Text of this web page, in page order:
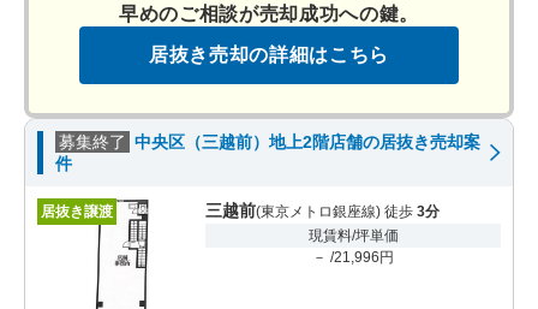
早めのご相談が売却成功への鍵。
居抜き売却の詳細はこちら
募集終了 中央区（三越前）地上2階店舗の居抜き売却案
件
居抜き譲渡 三越前(東京メトロ銀座線) 徒歩 3分
現賃料/坪単価
－ /21,996円